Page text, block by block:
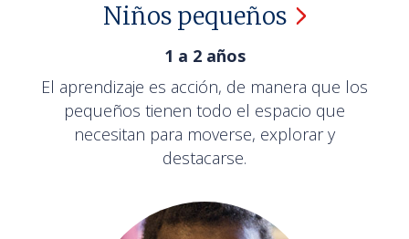
Niños pequeños
1 a 2 años
El aprendizaje es acción, de manera que los
pequeños tienen todo el espacio que
necesitan para moverse, explorar y
destacarse.